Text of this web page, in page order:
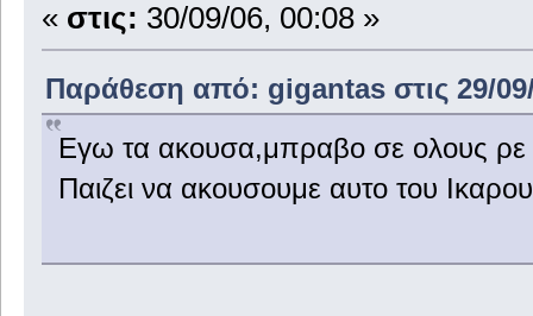
« στις: 30/09/06, 00:08 »
Παράθεση από: gigantas στις 29/
Εγω τα ακουσα,μπραβο σε ολους ρε
Παιζει να ακουσουμε αυτο του